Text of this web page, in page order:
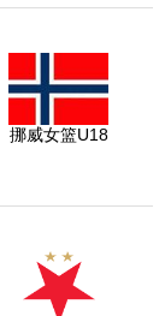
挪威女篮U18